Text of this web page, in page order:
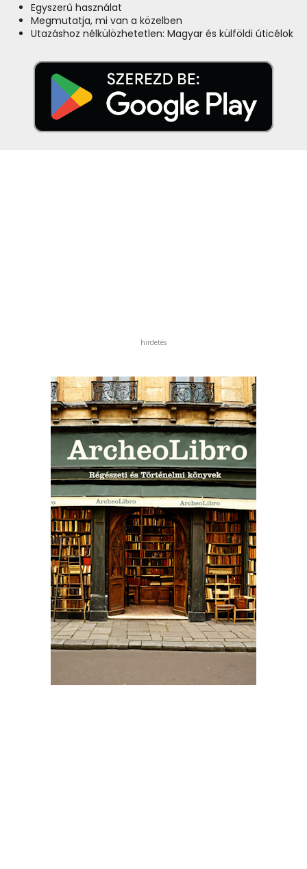
Egyszerű használat
Megmutatja, mi van a közelben
Utazáshoz nélkülözhetetlen: Magyar és külföldi úticélok
hirdetés